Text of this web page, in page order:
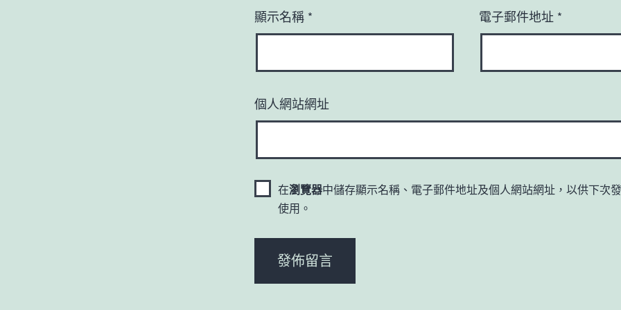
顯示名稱 * 電子郵件地址 *
個人網站網址
在瀏覽器中儲存顯示名稱、電子郵件地址及個人網站網址，以供下次
使用。